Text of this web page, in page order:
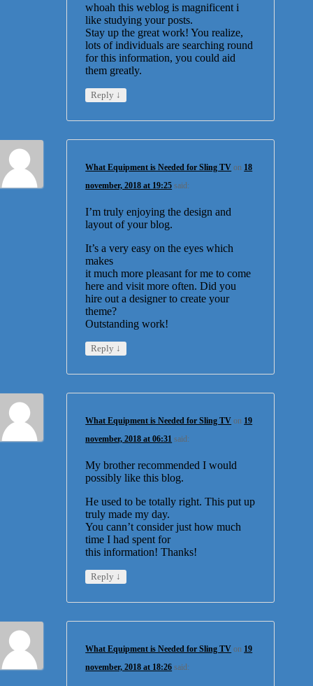
whoah this weblog is magnificent i
like studying your posts.
Stay up the great work! You realize,
lots of individuals are searching round
for this information, you could aid
them greatly.
Reply ↓
What Equipment is Needed for Sling TV on 18
november, 2018 at 19:25 said:
I’m truly enjoying the design and
layout of your blog.
It’s a very easy on the eyes which
makes
it much more pleasant for me to come
here and visit more often. Did you
hire out a designer to create your
theme?
Outstanding work!
Reply ↓
What Equipment is Needed for Sling TV on 19
november, 2018 at 06:31 said:
My brother recommended I would
possibly like this blog.
He used to be totally right. This put up
truly made my day.
You cann’t consider just how much
time I had spent for
this information! Thanks!
Reply ↓
What Equipment is Needed for Sling TV on 19
november, 2018 at 18:26 said: